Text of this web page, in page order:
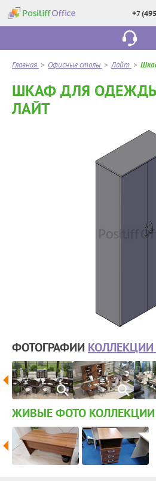
+7
Главная > Офисные столы >Лайт >
ШКАФ ДЛЯ
ЛАЙТ
ФОТОГРАФИИ
ЖИВЫЕ ФОТО КОЛЛЕКЦИИ